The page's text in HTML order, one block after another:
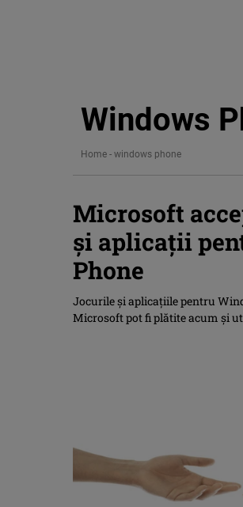
Windows
Home - windows phone
Microsoft
şi aplicaţii
Phone
Jocurile şi aplicaţiile pentru
Microsoft pot fi plătite acum şi